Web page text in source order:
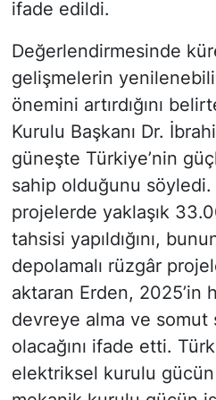
ifade edildi.
Değerlendirmesinde
gelişmelerin
önemini artırdığını
Kurulu Başkanı Dr.
güneşte Türkiye’nin
sahip olduğunu söyledi.
projelerde yaklaşık
tahsisi yapıldığını,
depolamalı rüzgâr
aktaran Erden, 2025’in
devreye alma ve somut
olacağını ifade etti.
elektriksel kurulu gücün